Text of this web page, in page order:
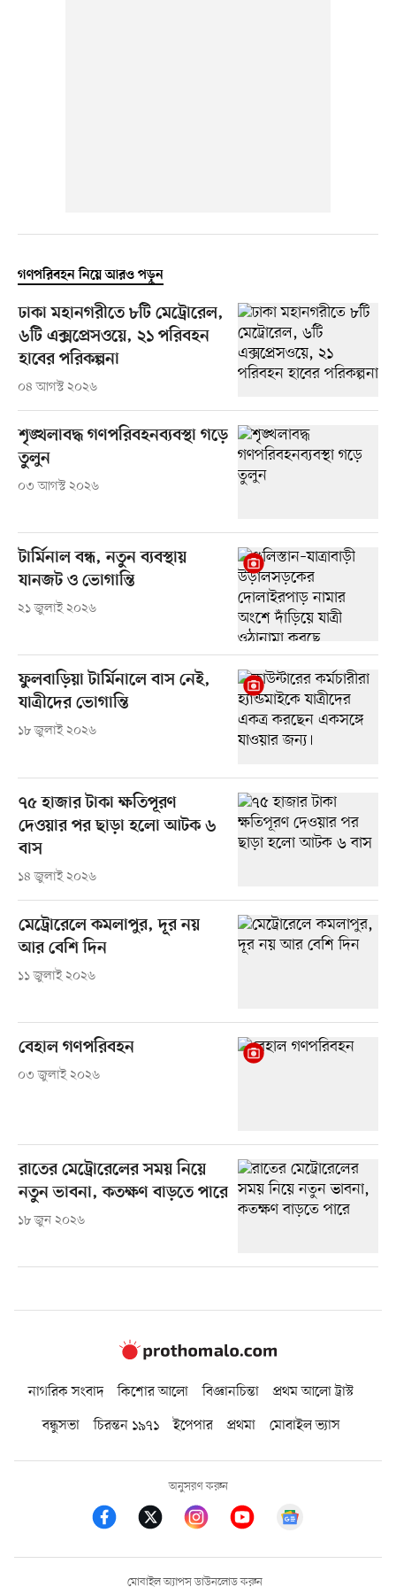
গণপরিবহন নিয়ে আরও পড়ুন
ঢাকা মহানগরীতে ৮টি মেট্রোরেল,
৬টি এক্সপ্রেসওয়ে, ২১ পরিবহন
হাবের পরিকল্পনা
০৪ আগস্ট ২০২৬
শৃঙ্খলাবদ্ধ গণপরিবহনব্যবস্থা গড়ে
তুলুন
০৩ আগস্ট ২০২৬
টার্মিনাল বন্ধ, নতুন ব্যবস্থায়
যানজট ও ভোগান্তি
২১ জুলাই ২০২৬
ফুলবাড়িয়া টার্মিনালে বাস নেই,
যাত্রীদের ভোগান্তি
১৮ জুলাই ২০২৬
৭৫ হাজার টাকা ক্ষতিপূরণ
দেওয়ার পর ছাড়া হলো আটক ৬
বাস
১৪ জুলাই ২০২৬
মেট্রোরেলে কমলাপুর, দূর নয়
আর বেশি দিন
১১ জুলাই ২০২৬
বেহাল গণপরিবহন
০৩ জুলাই ২০২৬
রাতের মেট্রোরেলের সময় নিয়ে
নতুন ভাবনা, কতক্ষণ বাড়তে পারে
১৮ জুন ২০২৬
নাগরিক সংবাদ কিশোর আলো বিজ্ঞানচিন্তা
প্রথম আলো ট্রাস্ট
বন্ধুসভা
চিরন্তন ১৯৭১ ইপেপার প্রথমা মোবাইল ভ্যাস
অনুসরণ করুন
মোবাইল অ্যাপস ডাউনলোড করুন